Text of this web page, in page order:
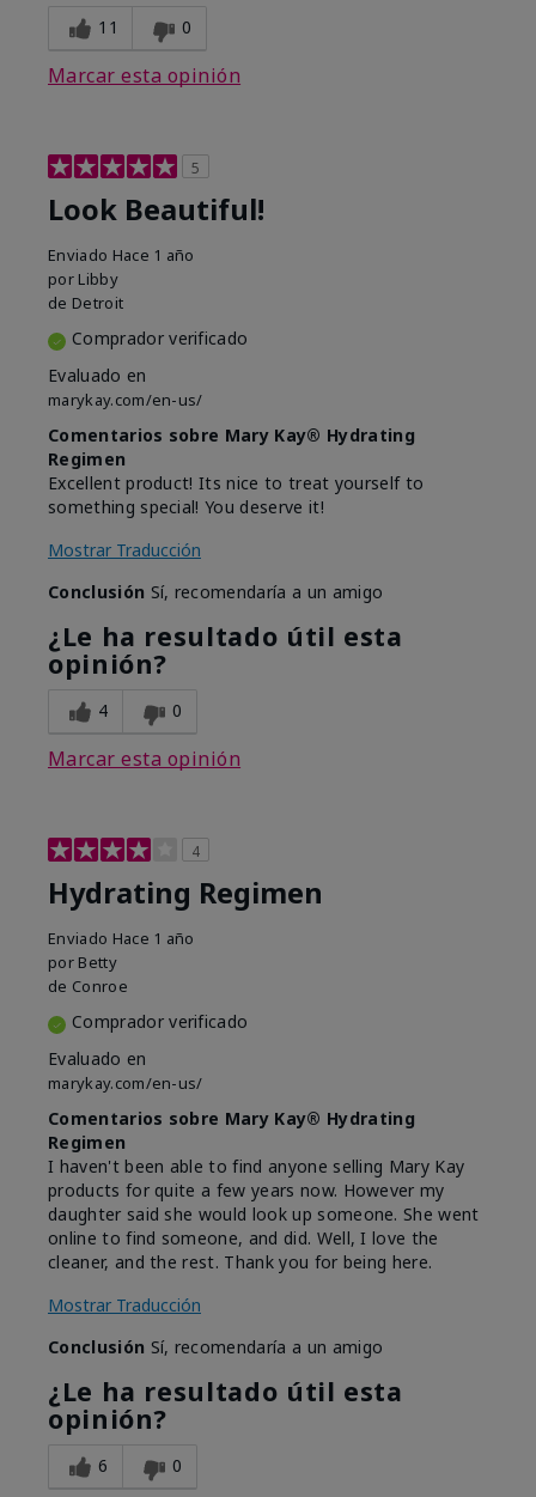
11 0
Marcar esta opinión
5
Look Beautiful!
Enviado Hace 1 año
por Libby
de Detroit
Comprador verificado
Evaluado en
marykay.com/en-us/
Comentarios sobre Mary Kay® Hydrating
Regimen
Excellent product! Its nice to treat yourself to
something special! You deserve it!
Mostrar Traducción
Conclusión Sí, recomendaría a un amigo
¿Le ha resultado útil esta
opinión?
4 0
Marcar esta opinión
4
Hydrating Regimen
Enviado Hace 1 año
por Betty
de Conroe
Comprador verificado
Evaluado en
marykay.com/en-us/
Comentarios sobre Mary Kay® Hydrating
Regimen
I haven't been able to find anyone selling Mary Kay
products for quite a few years now. However my
daughter said she would look up someone. She went
online to find someone, and did. Well, I love the
cleaner, and the rest. Thank you for being here.
Mostrar Traducción
Conclusión Sí, recomendaría a un amigo
¿Le ha resultado útil esta
opinión?
6 0